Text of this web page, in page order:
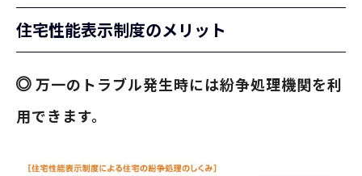
住宅性能表示制度のメリット
万一のトラブル発生時には紛争処理機関を利
用できます。